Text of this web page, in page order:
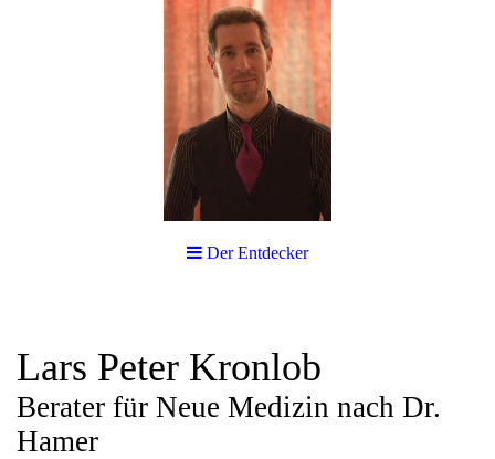
Der Entdecker
Lars Peter Kronlob
Berater für Neue Medizin nach Dr.
Hamer